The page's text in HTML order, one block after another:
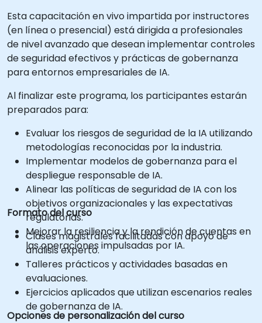
Esta capacitación en vivo impartida por instructores
(en línea o presencial) está dirigida a profesionales
de nivel avanzado que desean implementar controles
de seguridad efectivos y prácticas de gobernanza
para entornos empresariales de IA.
Al finalizar este programa, los participantes estarán
preparados para:
Evaluar los riesgos de seguridad de la IA utilizando
metodologías reconocidas por la industria.
Implementar modelos de gobernanza para el
despliegue responsable de IA.
Alinear las políticas de seguridad de IA con los
objetivos organizacionales y las expectativas
regulatorias.
Mejorar la resiliencia y la rendición de cuentas en
las operaciones impulsadas por IA.
Formato del curso
Clases magistrales facilitadas con apoyo de
análisis experto.
Talleres prácticos y actividades basadas en
evaluaciones.
Ejercicios aplicados que utilizan escenarios reales
de gobernanza de IA.
Opciones de personalización del curso